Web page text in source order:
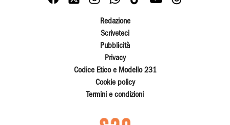
Redazione
Scriveteci
Pubblicità
Privacy
Codice Etico e Modello 231
Cookie policy
Termini e condizioni